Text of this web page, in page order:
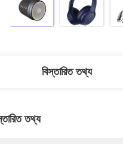
বিস্তারিত তথ্য
তথ্য